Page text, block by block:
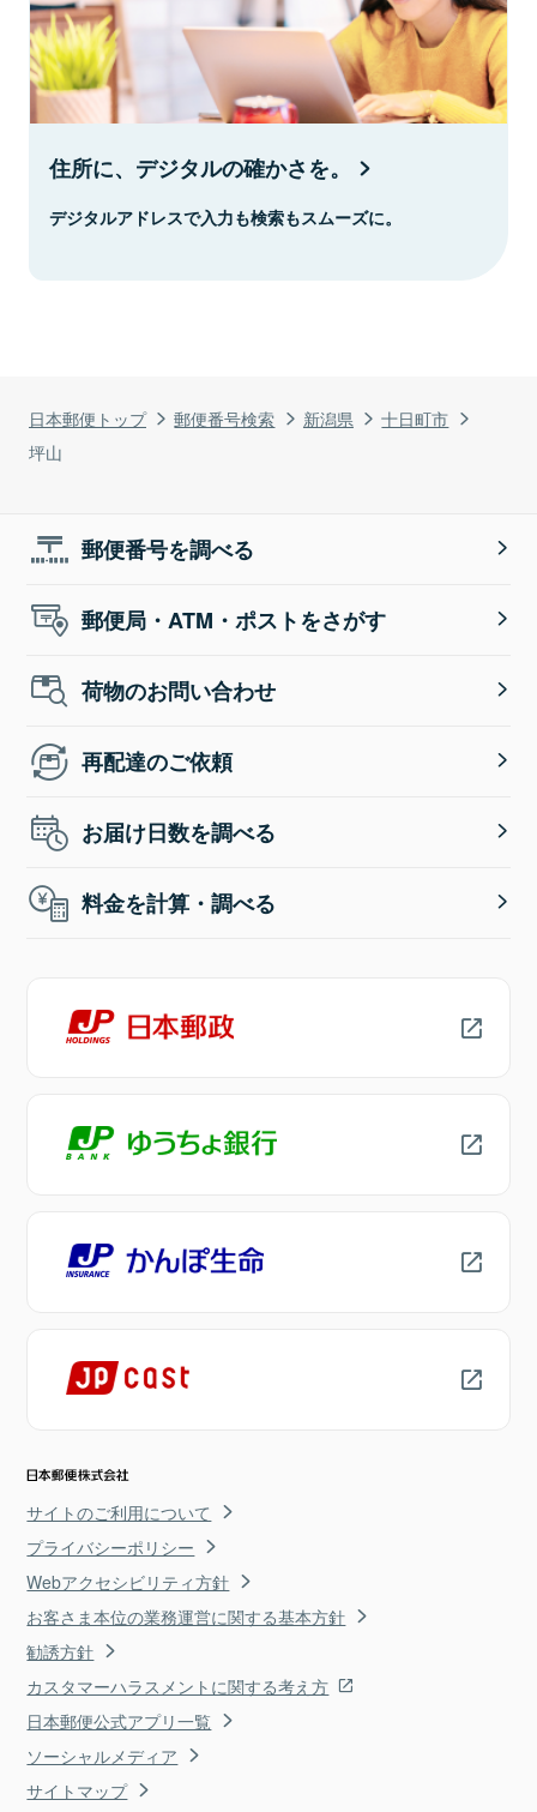
日本郵便トップ 郵便番号検索 新潟県
十日町市
坪山
住所に、デジタルの確かさを。
デジタルアドレスで入力も検索もスムーズに。
郵便番号を調べる
郵便局・ATM・ポストをさがす
荷物のお問い合わせ
再配達のご依頼
お届け日数を調べる
料金を計算・調べる
サイトのご利用について
プライバシーポリシー
Webアクセシビリティ方針
お客さま本位の業務運営に関する基本方針
勧誘方針
カスタマーハラスメントに関する考え方
日本郵便公式アプリ一覧
ソーシャルメディア
サイトマップ